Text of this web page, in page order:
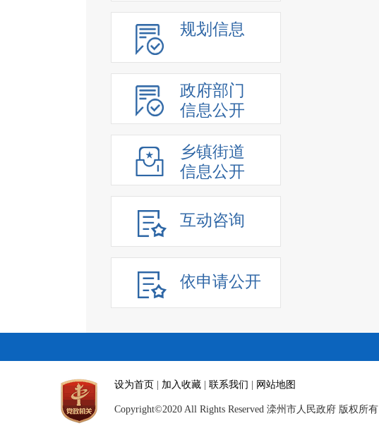
规划信息
政府部门
信息公开
乡镇街道
信息公开
互动咨询
依申请公开
设为首页 加入收藏 联系我们 网站地图
Copyright©2020 All Rights Reserved 滦州市人民政府 版权所有